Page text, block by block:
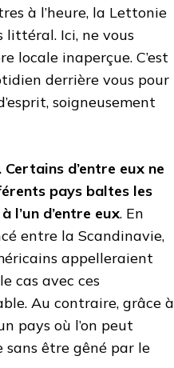
à l’heure, la Lettonie
littéral. Ici, ne vous
locale inaperçue. C’est
derrière vous pour
soigneusement
d’entre eux ne
pays baltes les
l’un d’entre eux. En
entre la Scandinavie,
appelleraient
cas avec ces
Au contraire, grâce à
pays où l’on peut
être gêné par le